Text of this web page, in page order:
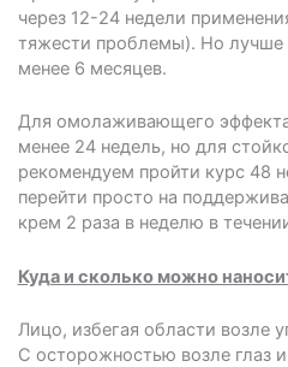
через 12-24 недели
тяжести проблемы). Но лучше
менее 6 месяцев.
Для омолаживающего
менее 24 недель, но для
рекомендуем пройти курс 48
перейти просто на
крем 2 раза в неделю в
Куда и сколько можно
Лицо, избегая области возле
С осторожностью возле глаз